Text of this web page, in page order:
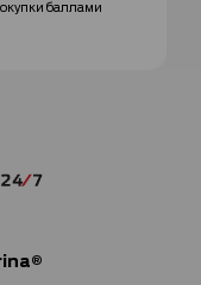
баллами